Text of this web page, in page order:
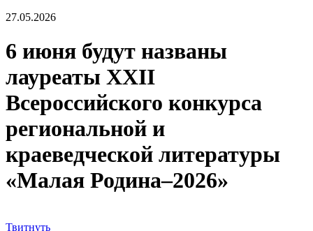
27.05.2026
6 июня будут названы
лауреаты XХII
Всероссийского конкурса
региональной и
краеведческой литературы
«Малая Родина–2026»
Твитнуть